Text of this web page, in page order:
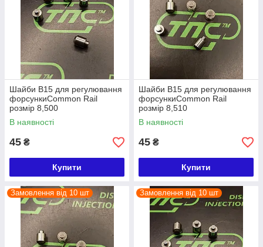
Шайби B15 для регулювання
форсункиCommon Rail
розмір 8,500
В наявності
45 ₴
Купити
Шайби B15 для регулювання
форсункиCommon Rail
розмір 8,510
В наявності
45 ₴
Купити
Замовлення від 10 шт Замовлення від 10 шт